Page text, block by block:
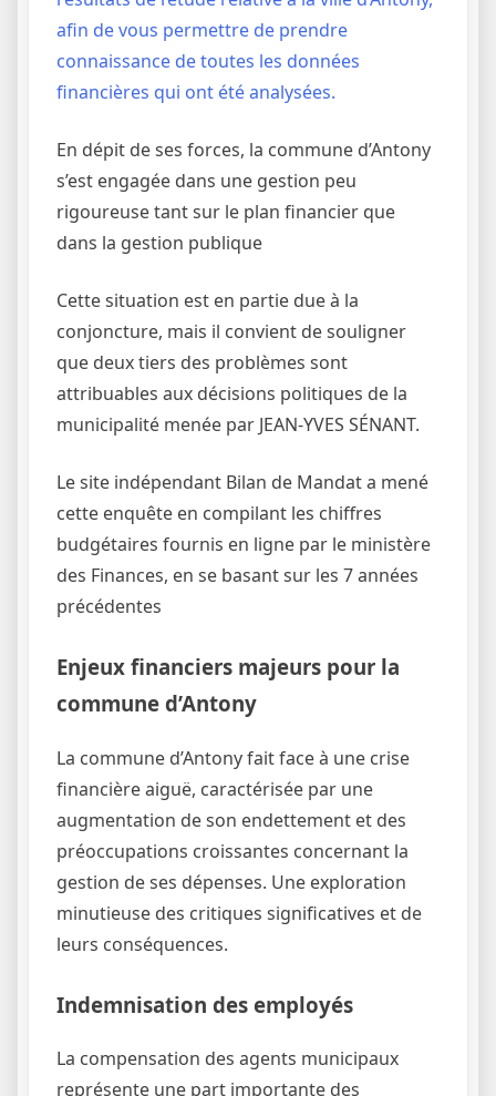
afin de vous permettre de prendre
connaissance de toutes les données
financières qui ont été analysées.
En dépit de ses forces, la commune d’Antony
s’est engagée dans une gestion peu
rigoureuse tant sur le plan financier que
dans la gestion publique
Cette situation est en partie due à la
conjoncture, mais il convient de souligner
que deux tiers des problèmes sont
attribuables aux décisions politiques de la
municipalité menée par JEAN-YVES SÉNANT.
Le site indépendant Bilan de Mandat a mené
cette enquête en compilant les chiffres
budgétaires fournis en ligne par le ministère
des Finances, en se basant sur les 7 années
précédentes
Enjeux financiers majeurs pour la
commune d’Antony
La commune d’Antony fait face à une crise
financière aiguë, caractérisée par une
augmentation de son endettement et des
préoccupations croissantes concernant la
gestion de ses dépenses. Une exploration
minutieuse des critiques significatives et de
leurs conséquences.
Indemnisation des employés
La compensation des agents municipaux
représente une part importante des